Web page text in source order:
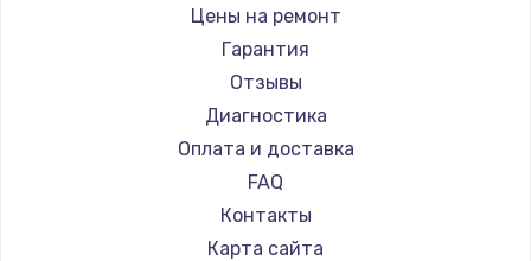
Замена видеокарты
1600 руб.
Ремонт разъема питания
880 руб.
Заказать
Daewoo
Centek
Telefunken
Hyundai
Doffler
Hiper
Grundig
HITACHI
Цены на ремонт
Гарантия
Отзывы
Диагностика
Оплата и доставка
FAQ
Контакты
Карта сайта